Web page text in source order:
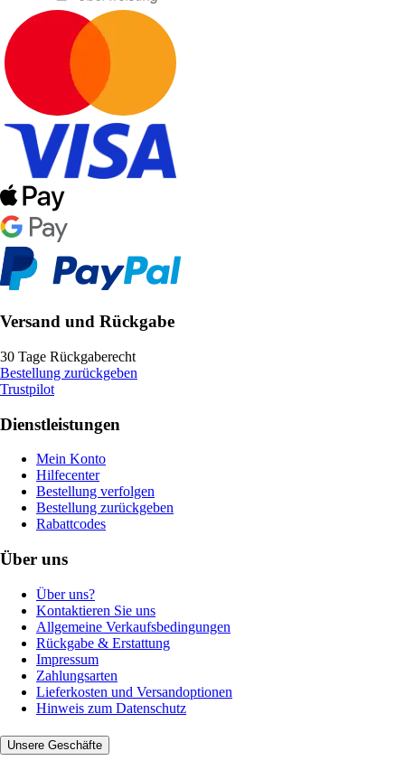
Versand und Rückgabe
30 Tage Rückgaberecht
Bestellung zurückgeben
Trustpilot
Dienstleistungen
Mein Konto
Hilfecenter
Bestellung verfolgen
Bestellung zurückgeben
Rabattcodes
Über uns
Über uns?
Kontaktieren Sie uns
Allgemeine Verkaufsbedingungen
Rückgabe & Erstattung
Impressum
Zahlungsarten
Lieferkosten und Versandoptionen
Hinweis zum Datenschutz
Unsere Geschäfte